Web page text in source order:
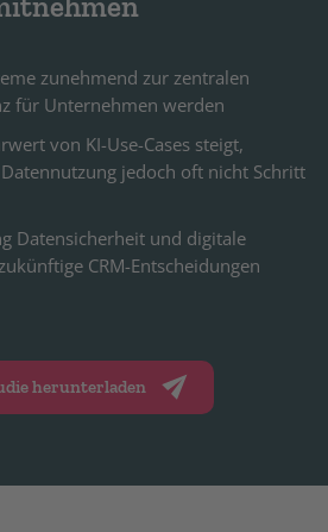
zunehmend zur zentralen
für Unternehmen werden
von KI-Use-Cases steigt,
jedoch oft nicht Schritt
Datensicherheit und digitale
CRM-Entscheidungen
herunterladen